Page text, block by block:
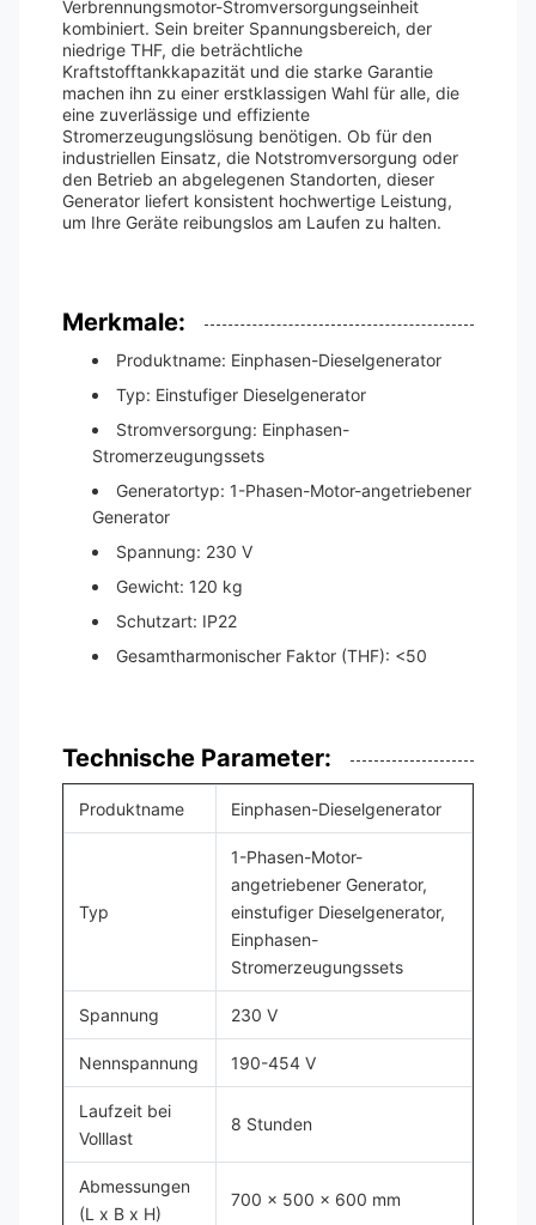
Verbrennungsmotor-Stromversorgungseinheit
kombiniert. Sein breiter Spannungsbereich, der
niedrige THF, die beträchtliche
Kraftstofftankkapazität und die starke Garantie
machen ihn zu einer erstklassigen Wahl für alle, die
eine zuverlässige und effiziente
Stromerzeugungslösung benötigen. Ob für den
industriellen Einsatz, die Notstromversorgung oder
den Betrieb an abgelegenen Standorten, dieser
Generator liefert konsistent hochwertige Leistung,
um Ihre Geräte reibungslos am Laufen zu halten.
Merkmale:
Produktname: Einphasen-Dieselgenerator
Typ: Einstufiger Dieselgenerator
Stromversorgung: Einphasen-
Stromerzeugungssets
Generatortyp: 1-Phasen-Motor-angetriebener
Generator
Spannung: 230 V
Gewicht: 120 kg
Schutzart: IP22
Gesamtharmonischer Faktor (THF): <50
Technische Parameter:
Produktname Einphasen-Dieselgenerator
Typ
1-Phasen-Motor-
angetriebener Generator,
einstufiger Dieselgenerator,
Einphasen-
Stromerzeugungssets
Spannung 230 V
Nennspannung 190-454 V
Laufzeit bei
Volllast
8 Stunden
Abmessungen
(L x B x H)
700 x 500 x 600 mm